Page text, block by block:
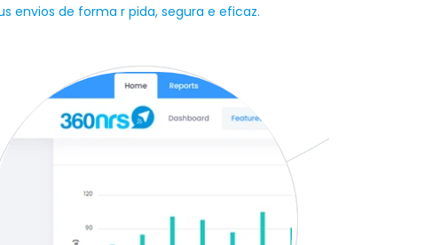
envios de forma r pida, segura e eficaz.